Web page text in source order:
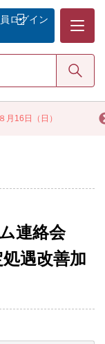
月16日（日）
ログイン
検索
連絡会
処遇改善加